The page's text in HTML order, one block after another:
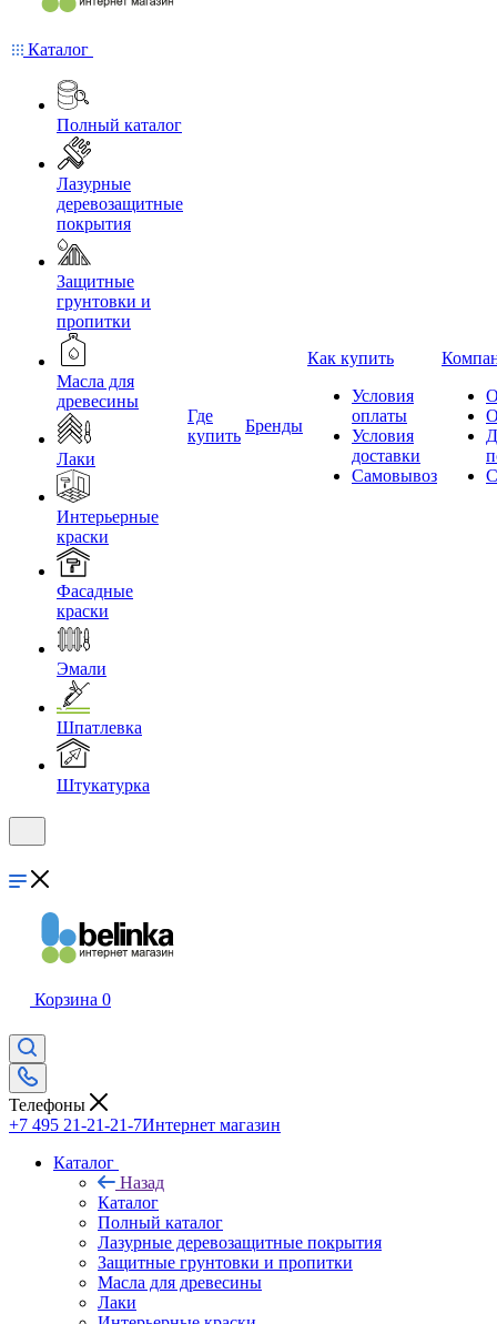
Каталог
Полный каталог
Лазурные
деревозащитные
покрытия
Защитные
грунтовки и
пропитки
Масла для
древесины
Лаки
Интерьерные
краски
Фасадные
краски
Эмали
Шпатлевка
Штукатурка
Где
купить
Бренды
Как купить
Условия
оплаты
Условия
доставки
Самовывоз
Корзина 0
Телефоны
+7 495 21-21-21-7Интернет магазин
Каталог
Назад
Каталог
Полный каталог
Лазурные деревозащитные покрытия
Защитные грунтовки и пропитки
Масла для древесины
Лаки